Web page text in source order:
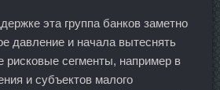
эта группа банков заметно
давление и начала вытеснять
рисковые сегменты, например в
и субъектов малого